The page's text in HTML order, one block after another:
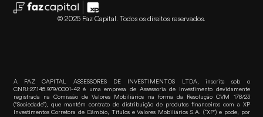
© 2025 Faz Capital. Todos os direitos reservados.
A FAZ CAPITAL ASSESSORES DE INVESTIMENTOS LTDA, inscrita sob o
CNPJ:27.145.979/0001-42 é uma empresa de Assessoria de Investimento devidamente
registrada na Comissão de Valores Mobiliários na forma da Resolução CVM 178/23
(“Sociedade”), que mantém contrato de distribuição de produtos financeiros com a XP
Investimentos Corretora de Câmbio, Títulos e Valores Mobiliários S.A. (“XP”) e pode, por